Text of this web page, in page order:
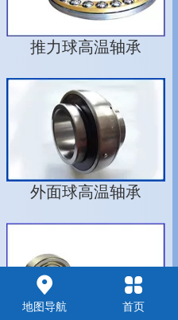
推力球高温轴承
外面球高温轴承
地图导航 首页